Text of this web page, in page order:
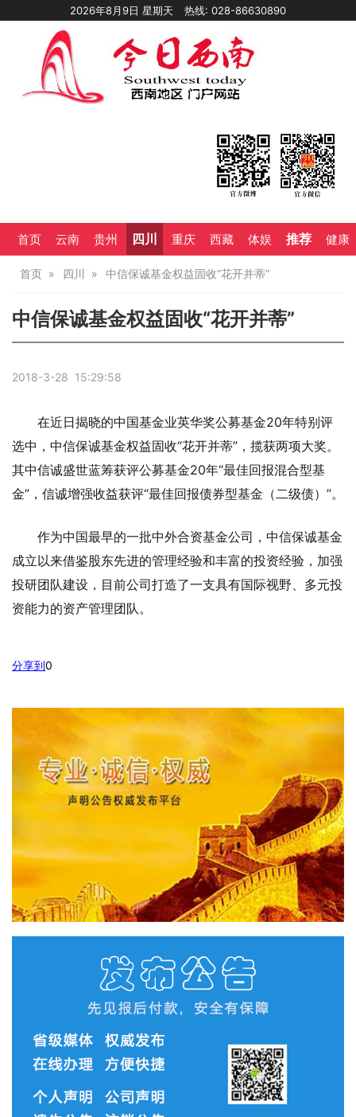
2026年8月9日 星期天 热线: 028-86630890
首页 云南 贵州 四川 重庆 西藏 体娱 推荐 健康
首页 四川 中信保诚基金权益固收“花开并蒂”
中信保诚基金权益固收“花开并蒂”
2018-3-28 15:29:58
在近日揭晓的中国基金业英华奖公募基金20年特别评
选中，中信保诚基金权益固收“花开并蒂”，揽获两项大奖。
其中信诚盛世蓝筹获评公募基金20年“最佳回报混合型基
金”，信诚增强收益获评“最佳回报债券型基金（二级债）”。
作为中国最早的一批中外合资基金公司，中信保诚基金
成立以来借鉴股东先进的管理经验和丰富的投资经验，加强
投研团队建设，目前公司打造了一支具有国际视野、多元投
资能力的资产管理团队。
分享到0